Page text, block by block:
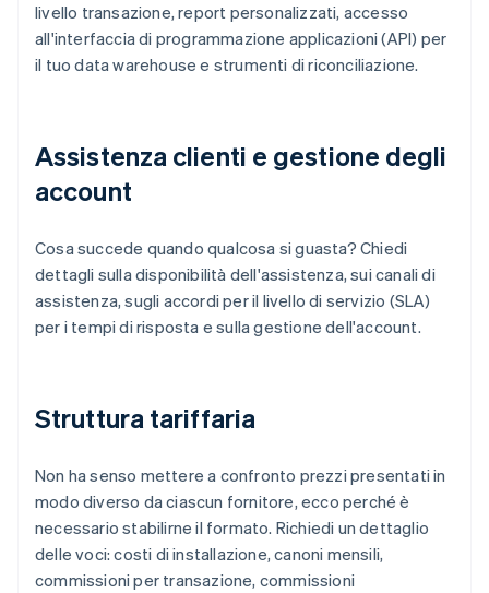
livello transazione, report personalizzati, accesso
all'interfaccia di programmazione applicazioni (API) per
il tuo data warehouse e strumenti di riconciliazione.
Assistenza clienti e gestione degli
account
Cosa succede quando qualcosa si guasta? Chiedi
dettagli sulla disponibilità dell'assistenza, sui canali di
assistenza, sugli accordi per il livello di servizio (SLA)
per i tempi di risposta e sulla gestione dell'account.
Struttura tariffaria
Non ha senso mettere a confronto prezzi presentati in
modo diverso da ciascun fornitore, ecco perché è
necessario stabilirne il formato. Richiedi un dettaglio
delle voci: costi di installazione, canoni mensili,
commissioni per transazione, commissioni